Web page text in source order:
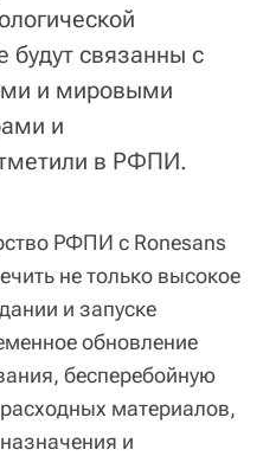
будут связанны с
и мировыми
и
в РФПИ.
РФПИ с Ronesans
не только высокое
и запуске
обновление
бесперебойную
материалов,
и